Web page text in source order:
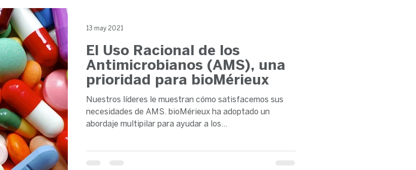
El Uso Racional de los
Antimicrobianos (AMS), una
prioridad para bioMérieux
Nuestros líderes le muestran cómo satisfacemos sus
necesidades de AMS. bioMérieux ha adoptado un
abordaje multipilar para ayudar a los...
13 may 2021